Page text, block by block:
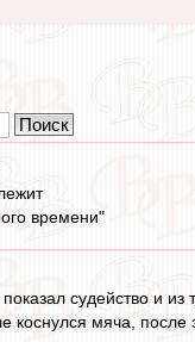
времени"
судейство и из
коснулся мяча, после